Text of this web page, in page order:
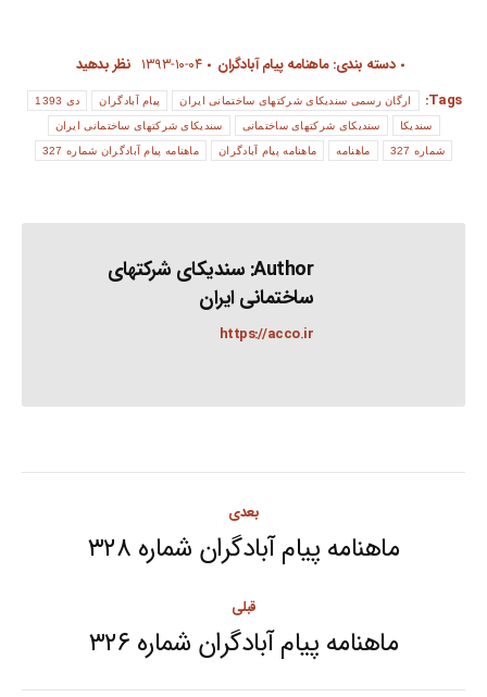
دسته بندی:ماهنامه پیام آبادگران ۱۳۹۳-۱۰-۰۴ نظر بدهید
Tags:
ارگان رسمی سندیکای شرکتهای ساختمانی ایران پیام آبادگران دی 1393
سندیکا سندیکای شرکتهای ساختمانی سندیکای شرکتهای ساختمانی ایران
شماره 327 ماهنامه ماهنامه پیام آبادگران ماهنامه پیام آبادگران شماره 327
Author: سندیکای شرکتهای
ساختمانی ایران
https://acco.ir
navigation
قبلی
Previous
ماهنامه پیام آبادگران شماره ۳۲۶
بعدی
Next
ماهنامه پیام آبادگران شماره ۳۲۸